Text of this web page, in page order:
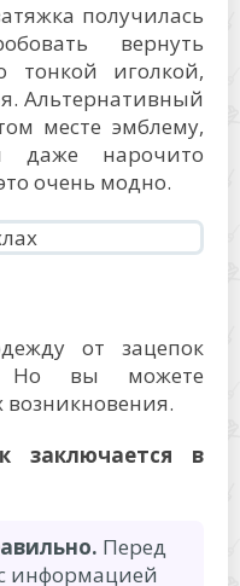
получилась
вернуть
тонкой иголкой,
Альтернативный
месте эмблему,
даже нарочито
очень модно.
от зацепок
Но вы можете
заключается в
Перед
информацией